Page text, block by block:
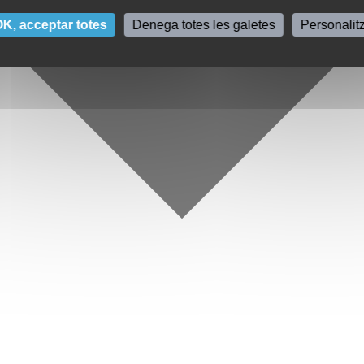
acceptar totes Denega totes les galetes